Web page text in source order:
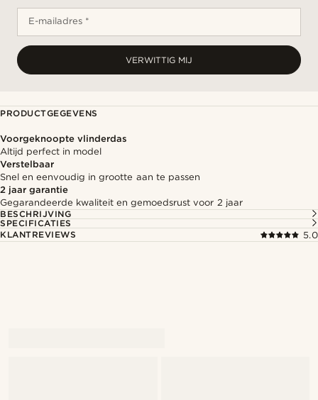
E-mailadres *
VERWITTIG MIJ
PRODUCTGEGEVENS
Voorgeknoopte vlinderdas
Altijd perfect in model
Verstelbaar
Snel en eenvoudig in grootte aan te passen
2 jaar garantie
Gegarandeerde kwaliteit en gemoedsrust voor 2 jaar
BESCHRIJVING
SPECIFICATIES
KLANTREVIEWS
5.0